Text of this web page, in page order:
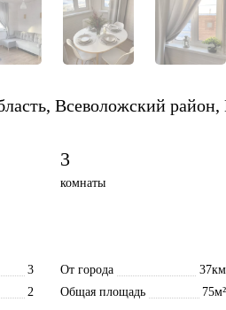
Всеволожский
3
комнаты
3 От города 37км
2 Общая площадь 75м²